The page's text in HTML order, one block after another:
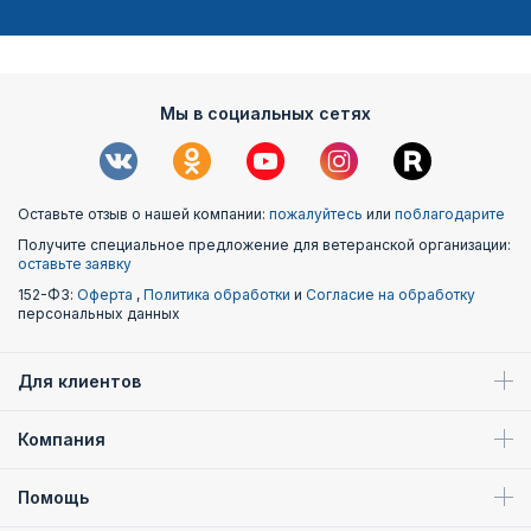
Мы в социальных сетях
Оставьте отзыв о нашей компании: пожалуйтесь или поблагодарите
Получите специальное предложение для ветеранской организации:
оставьте заявку
152-ФЗ: Оферта , Политика обработки и Согласие на обработку
персональных данных
Для клиентов
Компания
Помощь